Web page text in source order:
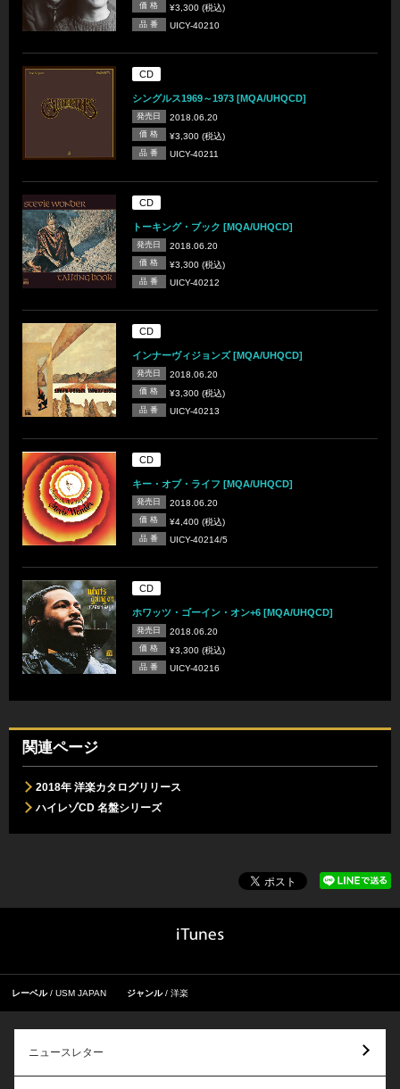
価 格 ¥3,300 (税込)
品 番 UICY-40210
CD
シングルス1969～1973 [MQA/UHQCD]
発売日 2018.06.20
価 格 ¥3,300 (税込)
品 番 UICY-40211
CD
トーキング・ブック [MQA/UHQCD]
発売日 2018.06.20
価 格 ¥3,300 (税込)
品 番 UICY-40212
CD
インナーヴィジョンズ [MQA/UHQCD]
発売日 2018.06.20
価 格 ¥3,300 (税込)
品 番 UICY-40213
CD
キー・オブ・ライフ [MQA/UHQCD]
発売日 2018.06.20
価 格 ¥4,400 (税込)
品 番 UICY-40214/5
CD
ホワッツ・ゴーイン・オン+6 [MQA/UHQCD]
発売日 2018.06.20
価 格 ¥3,300 (税込)
品 番 UICY-40216
関連ページ
2018年 洋楽カタログリリース
ハイレゾCD 名盤シリーズ
レーベル USM JAPAN ジャンル 洋楽
ニュースレター